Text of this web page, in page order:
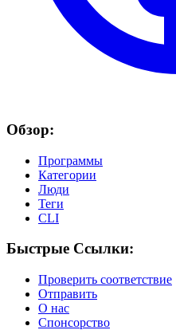
Обзор:
Программы
Категории
Люди
Теги
CLI
Быстрые Ссылки:
Проверить соответствие
Отправить
О нас
Спонсорство